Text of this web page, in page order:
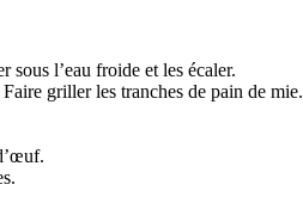
sous l’eau froide et les écaler.
griller les tranches de pain de mie.